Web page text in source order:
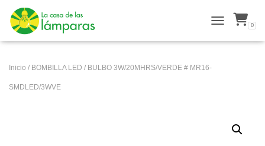
ALTERNAR
0
Inicio / BOMBILLA LED / BULBO 3W/20MHRS/VERDE # MR16-
SMDLED/3WVE